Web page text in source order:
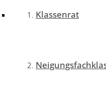
Klassenrat